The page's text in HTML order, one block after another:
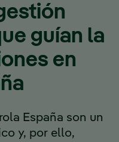
guían la
en
España son un
y, por ello,